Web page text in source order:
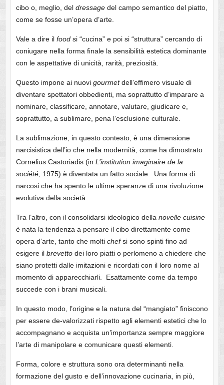
cibo o, meglio, del dressagedel campo semantico del piatto,
come se fosse un’opera d’arte.
Vale a dire il foodsi “cucina” e poi si “struttura” cercando di
coniugare nella forma finale la sensibilità estetica dominante
con le aspettative di unicità, rarità, preziosità.
Questo impone ai nuovi gourmetdell’effimero visuale di
diventare spettatori obbedienti, ma soprattutto d’imparare a
nominare, classificare, annotare, valutare, giudicare e,
soprattutto, a sublimare, pena l’esclusione culturale.
La sublimazione, in questo contesto, è una dimensione
narcisistica dell’io che nella modernità, come ha dimostrato
Cornelius Castoriadis (in L’institution imaginaire de la
société, 1975) è diventata un fatto sociale. Una forma di
narcosi che ha spento le ultime speranze di una rivoluzione
evolutiva della società.
Tra l’altro, con il consolidarsi ideologico della novelle cuisine
è nata la tendenza a pensare il cibo direttamente come
opera d’arte, tanto che molti chefsi sono spinti fino ad
esigere il brevettodei loro piatti o perlomeno a chiedere che
siano protetti dalle imitazioni e ricordati con il loro nome al
momento di apparecchiarli. Esattamente come da tempo
succede con i brani musicali.
In questo modo, l’origine e la natura del “mangiato” finiscono
per essere de-valorizzati rispetto agli elementi estetici che lo
accompagnano e acquista un’importanza sempre maggiore
l’arte di manipolare e comunicare questi elementi.
Forma, colore e struttura sono ora determinanti nella
formazione del gusto e dell’innovazione cucinaria, in più,